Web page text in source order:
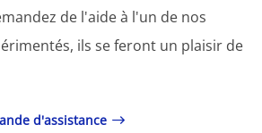
de l'aide à l'un de nos
ils se feront un plaisir de
d'assistance